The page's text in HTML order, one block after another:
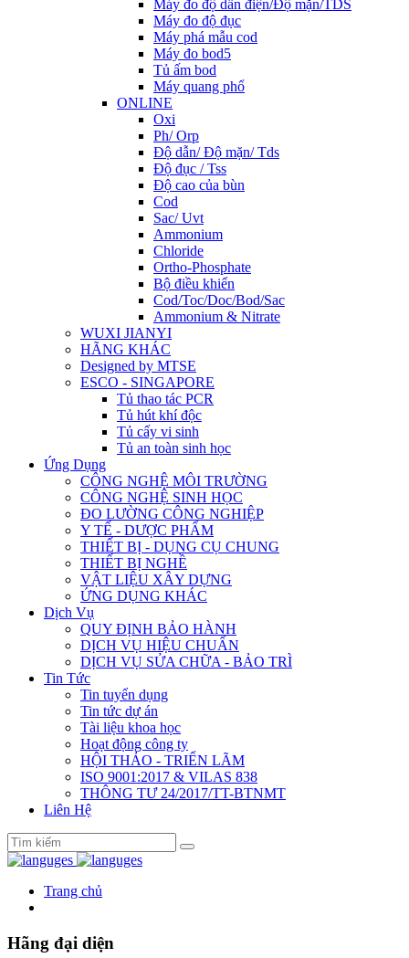
Máy đo độ dẫn điện/Độ mặn/TDS
Máy đo độ đục
Máy phá mẫu cod
Máy đo bod5
Tủ ấm bod
Máy quang phổ
ONLINE
Oxi
Ph/ Orp
Độ dẫn/ Độ mặn/ Tds
Độ đục / Tss
Độ cao của bùn
Cod
Sac/ Uvt
Ammonium
Chloride
Ortho-Phosphate
Bộ điều khiển
Cod/Toc/Doc/Bod/Sac
Ammonium & Nitrate
WUXI JIANYI
HÃNG KHÁC
Designed by MTSE
ESCO - SINGAPORE
Tủ thao tác PCR
Tủ hút khí độc
Tủ cấy vi sinh
Tủ an toàn sinh học
Ứng Dụng
CÔNG NGHỆ MÔI TRƯỜNG
CÔNG NGHỆ SINH HỌC
ĐO LƯỜNG CÔNG NGHIỆP
Y TẾ - DƯỢC PHẨM
THIẾT BỊ - DỤNG CỤ CHUNG
THIẾT BỊ NGHỀ
VẬT LIỆU XÂY DỰNG
ỨNG DỤNG KHÁC
Dịch Vụ
QUY ĐỊNH BẢO HÀNH
DỊCH VỤ HIỆU CHUẨN
DỊCH VỤ SỬA CHỮA - BẢO TRÌ
Tin Tức
Tin tuyển dụng
Tin tức dự án
Tài liệu khoa học
Hoạt động công ty
HỘI THẢO - TRIỂN LÃM
ISO 9001:2017 & VILAS 838
THÔNG TƯ 24/2017/TT-BTNMT
Liên Hệ
Trang chủ
Hãng đại diện